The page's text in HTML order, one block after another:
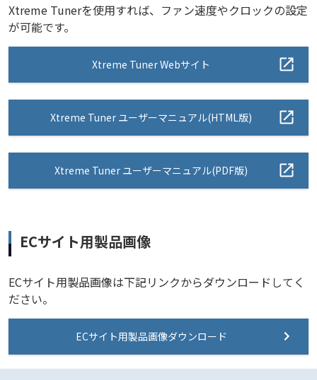
Xtreme Tunerを使用すれば、ファン速度やクロックの設定
が可能です。
Xtreme Tuner Webサイト
Xtreme Tuner ユーザーマニュアル(HTML版)
Xtreme Tuner ユーザーマニュアル(PDF版)
ECサイト用製品画像
ECサイト用製品画像は下記リンクからダウンロードしてく
ださい。
ECサイト用製品画像ダウンロード